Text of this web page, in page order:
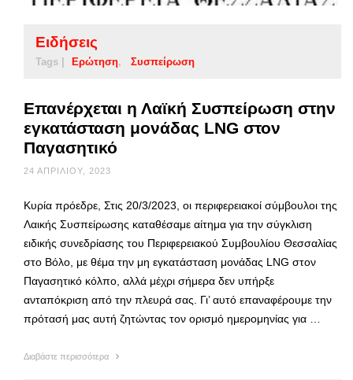
Ειδήσεις
Tags | Ερώτηση Συσπείρωση
Επανέρχεται η Λαϊκή Συσπείρωση στην
εγκατάσταση μονάδας LNG στον
Παγασητικό
24 ΑΠΡΙΛΊΟΥ, 2023
Κυρία πρόεδρε, Στις 20/3/2023, οι περιφερειακοί σύμβουλοι της
Λαικής Συσπείρωσης καταθέσαμε αίτημα για την σύγκλιση
ειδικής συνεδρίασης του Περιφερειακού Συμβουλίου Θεσσαλίας
στο Βόλο, με θέμα την μη εγκατάσταση μονάδας LNG στον
Παγασητικό κόλπο, αλλά μέχρι σήμερα δεν υπήρξε
ανταπόκριση από την πλευρά σας. Γι’ αυτό επαναφέρουμε την
πρότασή μας αυτή ζητώντας τον ορισμό ημερομηνίας για …
Διαβάστε περισσότερα